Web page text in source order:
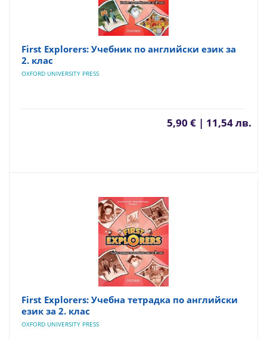
First Explorers: Учебник по английски език за
2. клас
OXFORD UNIVERSITY PRESS
5,90 € | 11,54 лв.
First Explorers: Учебна тетрадка по английски
език за 2. клас
OXFORD UNIVERSITY PRESS